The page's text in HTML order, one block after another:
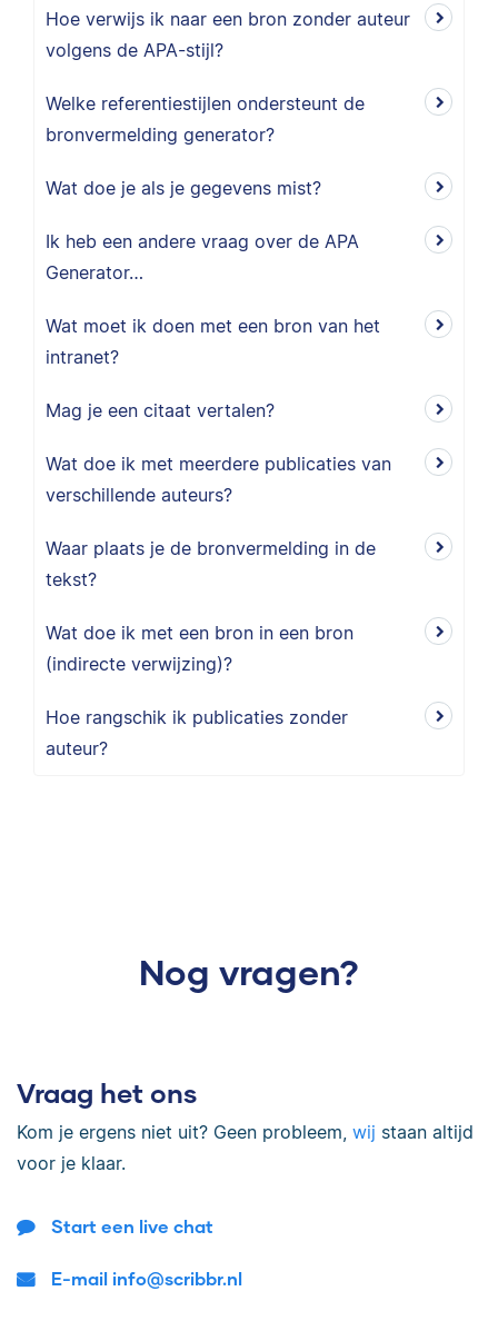
Hoe verwijs ik naar een bron zonder auteur
volgens de APA-stijl?
Welke referentiestijlen ondersteunt de
bronvermelding generator?
Wat doe je als je gegevens mist?
Ik heb een andere vraag over de APA
Generator…
Wat moet ik doen met een bron van het
intranet?
Mag je een citaat vertalen?
Wat doe ik met meerdere publicaties van
verschillende auteurs?
Waar plaats je de bronvermelding in de
tekst?
Wat doe ik met een bron in een bron
(indirecte verwijzing)?
Hoe rangschik ik publicaties zonder
auteur?
Nog vragen?
Vraag het ons
Kom je ergens niet uit? Geen probleem, wij staan altijd
voor je klaar.
Start een live chat
E-mail info@scribbr.nl